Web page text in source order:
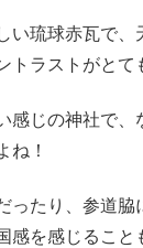
い琉球赤瓦で、
トラストがとて
感じの神社で、
ね！
ったり、参道脇
感を感じること